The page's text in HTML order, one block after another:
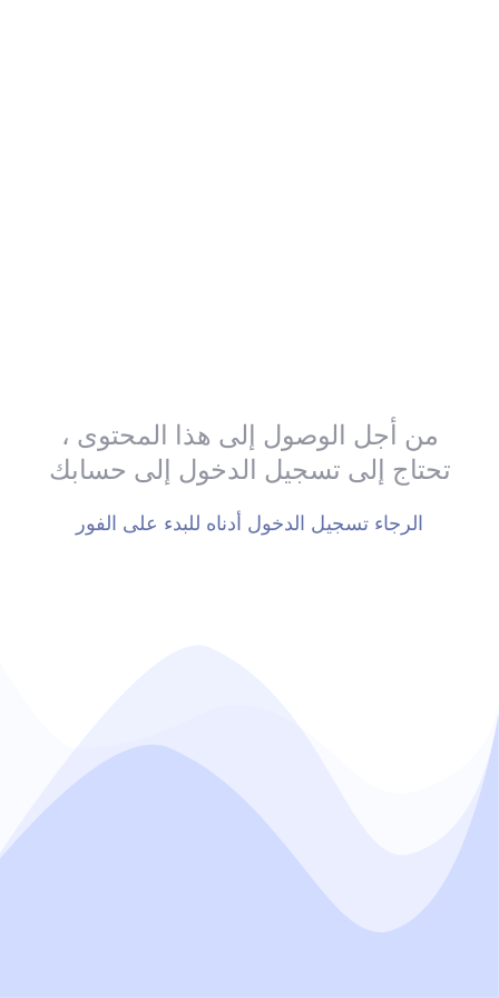
من أجل الوصول إلى هذا المحتوى ،
تحتاج إلى تسجيل الدخول إلى حسابك
الرجاء تسجيل الدخول أدناه للبدء على الفور